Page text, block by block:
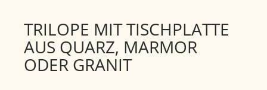
TRILOPE MIT TISCHPLATTE
AUS QUARZ, MARMOR
ODER GRANIT